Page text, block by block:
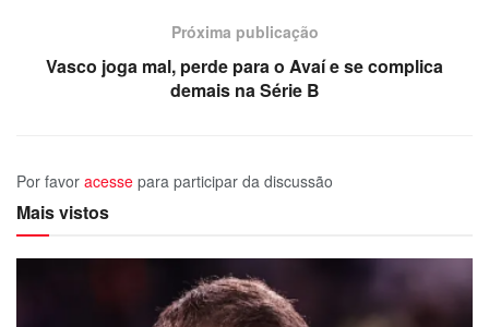
Próxima publicação
Vasco joga mal, perde para o Avaí e se complica
demais na Série B
Por favor acesse para participar da discussão
Mais vistos